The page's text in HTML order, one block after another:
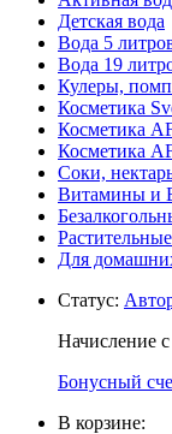
Детская вода
Вода 5
Вода 19
Кулеры,
Косметика
Косметика
Косметика
Соки,
Витамины и
Для
Статус:
Начисление с
Бонусный
В корзине: